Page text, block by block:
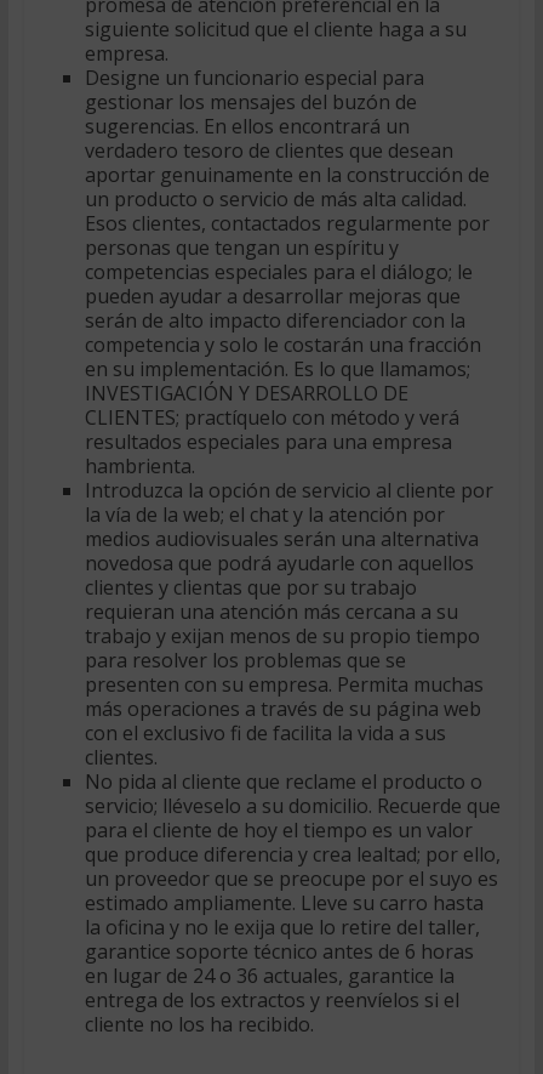
siguiente solicitud que el cliente haga a su
empresa.
Designe un funcionario especial para
gestionar los mensajes del buzón de
sugerencias. En ellos encontrará un
verdadero tesoro de clientes que desean
aportar genuinamente en la construcción de
un producto o servicio de más alta calidad.
Esos clientes, contactados regularmente por
personas que tengan un espíritu y
competencias especiales para el diálogo; le
pueden ayudar a desarrollar mejoras que
serán de alto impacto diferenciador con la
competencia y solo le costarán una fracción
en su implementación. Es lo que llamamos;
INVESTIGACIÓN Y DESARROLLO DE
CLIENTES; practíquelo con método y verá
resultados especiales para una empresa
hambrienta.
Introduzca la opción de servicio al cliente por
la vía de la web; el chat y la atención por
medios audiovisuales serán una alternativa
novedosa que podrá ayudarle con aquellos
clientes y clientas que por su trabajo
requieran una atención más cercana a su
trabajo y exijan menos de su propio tiempo
para resolver los problemas que se
presenten con su empresa. Permita muchas
más operaciones a través de su página web
con el exclusivo fi de facilita la vida a sus
clientes.
No pida al cliente que reclame el producto o
servicio; lléveselo a su domicilio. Recuerde que
para el cliente de hoy el tiempo es un valor
que produce diferencia y crea lealtad; por ello,
un proveedor que se preocupe por el suyo es
estimado ampliamente. Lleve su carro hasta
la oficina y no le exija que lo retire del taller,
garantice soporte técnico antes de 6 horas
en lugar de 24 o 36 actuales, garantice la
entrega de los extractos y reenvíelos si el
cliente no los ha recibido.